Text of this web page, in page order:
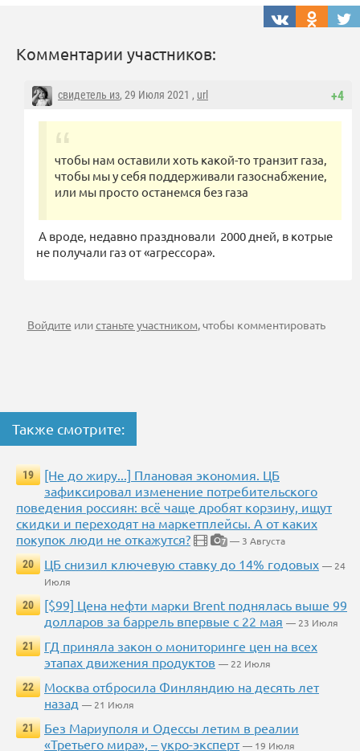
Комментарии участников:
+4
свидетель из, 29 Июля 2021 , url
чтобы нам оставили хоть какой-то транзит газа,
чтобы мы у себя поддерживали газоснабжение,
или мы просто останемся без газа
А вроде, недавно праздновали 2000 дней, в котрые
не получали газ от «агрессора».
Войдите илистаньте участником, чтобы комментировать
Также смотрите:
19
[Не до жиру...] Плановая экономия. ЦБ
зафиксировал изменение потребительского
поведения россиян: всё чаще дробят корзину, ищут
скидки и переходят на маркетплейсы. А от каких
покупок люди не откажутся?
7 — 3 Августа
20
ЦБ снизил ключевую ставку до 14% годовых — 24
Июля
20
[$99] Цена нефти марки Brent поднялась выше 99
долларов за баррель впервые с 22 мая — 23 Июля
21
ГД приняла закон о мониторинге цен на всех
этапах движения продуктов — 22 Июля
22
Москва отбросила Финляндию на десять лет
назад — 21 Июля
21
Без Мариуполя и Одессы летим в реалии
«Третьего мира», – укро-эксперт — 19 Июля